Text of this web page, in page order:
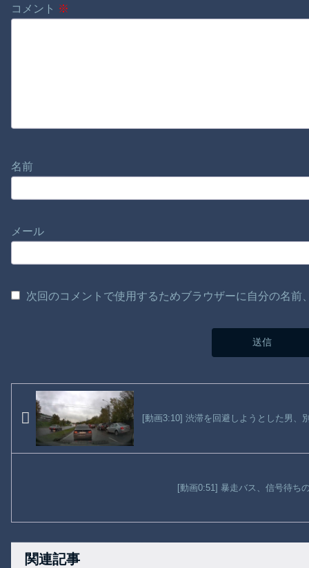
コメント ※
名前
メール
次回のコメントで使用するためブラウザーに自分の名
[動画3:10] 渋滞を回避しようとした男、
[動画0:51] 暴走バス、信号待ち
関連記事